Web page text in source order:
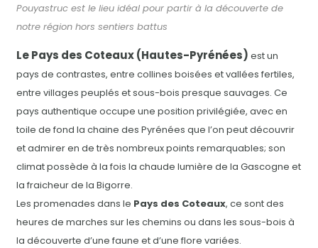
Pouyastruc est le lieu idéal pour partir à la découverte de
notre région hors sentiers battus
Le Pays des Coteaux (Hautes-Pyrénées) est un
pays de contrastes, entre collines boisées et vallées fertiles,
entre villages peuplés et sous-bois presque sauvages. Ce
pays authentique occupe une position privilégiée, avec en
toile de fond la chaine des Pyrénées que l’on peut découvrir
et admirer en de très nombreux points remarquables; son
climat possède à la fois la chaude lumière de la Gascogne et
la fraicheur de la Bigorre.
Les promenades dans le Pays des Coteaux, ce sont des
heures de marches sur les chemins ou dans les sous-bois à
la découverte d’une faune et d’une flore variées.